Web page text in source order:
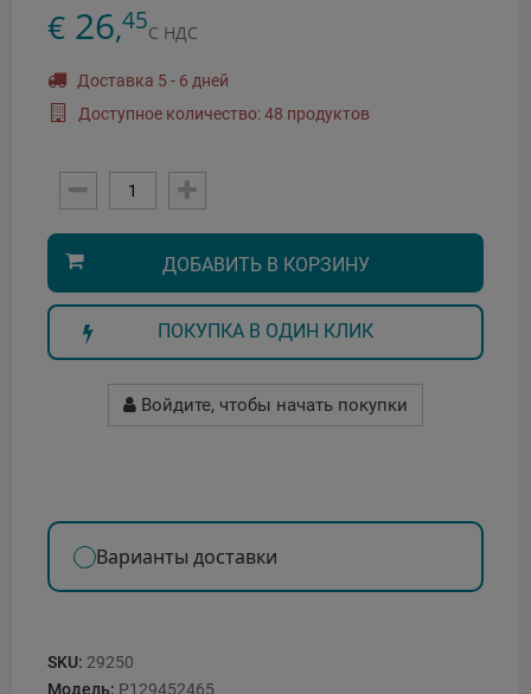
€ 26,45С НДС
Доставка 5 - 6 дней
Доступное количество: 48 продуктов
ДОБАВИТЬ В КОРЗИНУ
ПОКУПКА В ОДИН КЛИК
Войдите, чтобы начать покупки
Варианты доставки
SKU: 29250
Модель: P129452465